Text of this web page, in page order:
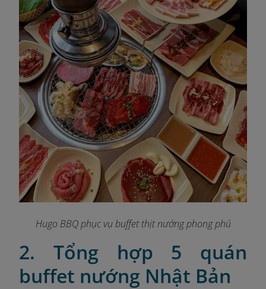
Hugo BBQ phục vụ buffet thịt nướng phong phú
2. Tổng hợp 5 quán
buffet nướng Nhật Bản